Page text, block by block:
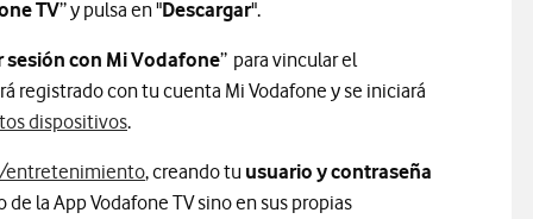
TV” y pulsa en "Descargar".
sesión con Mi Vodafone” para vincular el
registrado con tu cuenta Mi Vodafone y se iniciará
dispositivos.
entretenimiento, creando tu usuario y contraseña
la App Vodafone TV sino en sus propias